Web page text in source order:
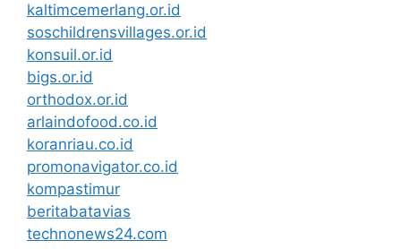
kaltimcemerlang.or.id
soschildrensvillages.or.id
konsuil.or.id
bigs.or.id
orthodox.or.id
arlaindofood.co.id
koranriau.co.id
promonavigator.co.id
kompastimur
beritabatavias
technonews24.com